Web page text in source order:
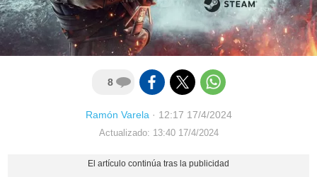
8
Ramón Varela· 12:17 17/4/2024
Actualizado: 13:40 17/4/2024